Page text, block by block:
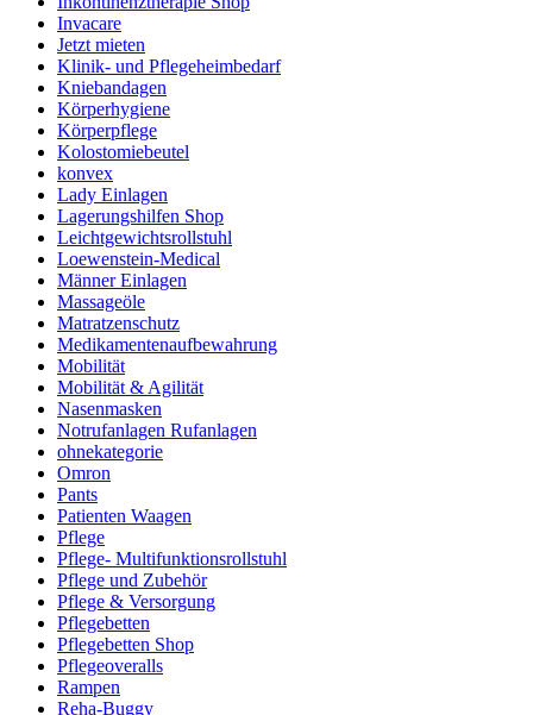
Invacare
Jetzt mieten
Klinik- und Pflegeheimbedarf
Kniebandagen
Körperhygiene
Körperpflege
Kolostomiebeutel
konvex
Lady Einlagen
Lagerungshilfen Shop
Leichtgewichtsrollstuhl
Loewenstein-Medical
Männer Einlagen
Massageöle
Matratzenschutz
Medikamentenaufbewahrung
Mobilität
Mobilität & Agilität
Nasenmasken
Notrufanlagen Rufanlagen
ohnekategorie
Omron
Pants
Patienten Waagen
Pflege
Pflege- Multifunktionsrollstuhl
Pflege und Zubehör
Pflege & Versorgung
Pflegebetten
Pflegebetten Shop
Pflegeoveralls
Rampen
Reha-Buggy